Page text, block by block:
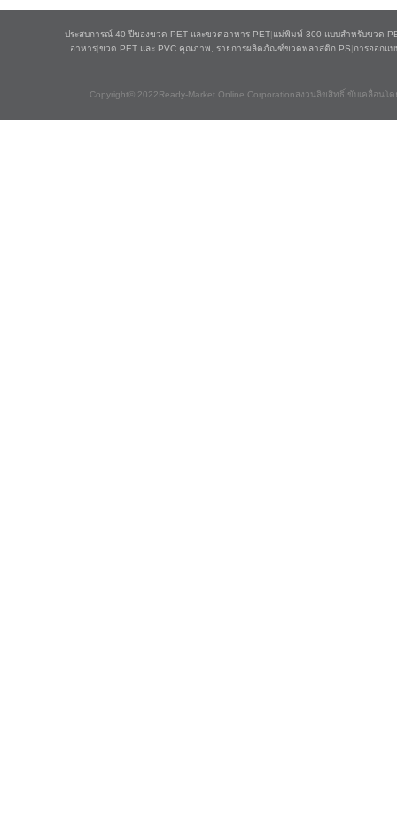
ประสบการณ์ 40 ปีของขวด PET และขวดอาหาร PET|แม่พิมพ์ 300 แบบสำหรับขวด
อาหาร|ขวด PET และ PVC คุณภาพ, รายการผลิตภัณฑ์ขวดพลาสติก PS|การออกแ
Copyright© 2022Ready-Market Online Corporationสงวนลิขสิทธิ์.ขับเคลื่อนโด